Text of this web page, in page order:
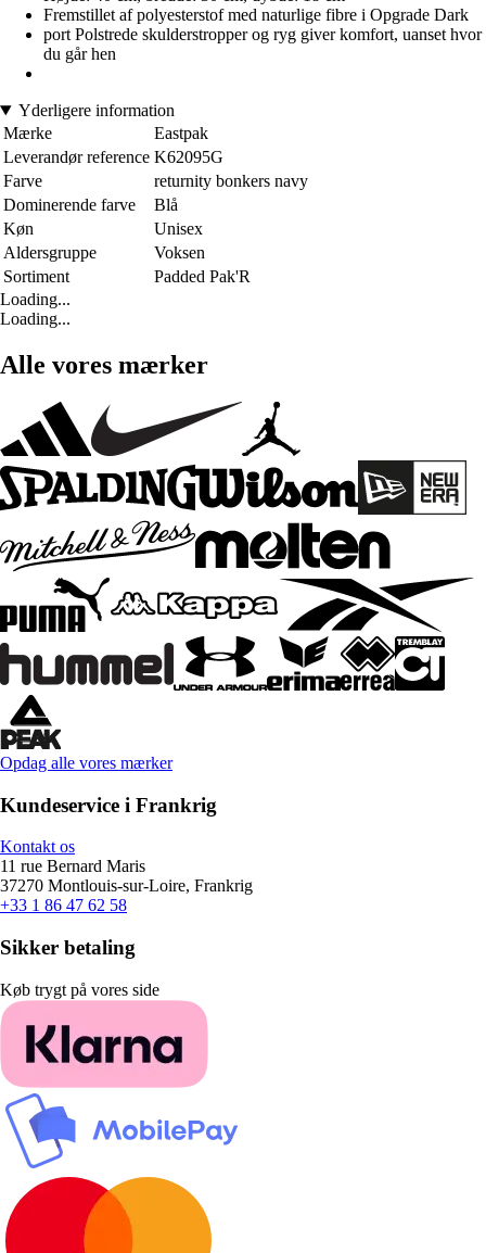
Fremstillet af polyesterstof med naturlige fibre i Opgrade Dark
port Polstrede skulderstropper og ryg giver komfort, uanset hvor
du går hen
Yderligere information
Mærke
Eastpak
Leverandør reference K62095G
Farve
returnity bonkers navy
Dominerende farve
Blå
Køn
Unisex
Aldersgruppe
Voksen
Sortiment
Padded Pak'R
Loading...
Loading...
Alle vores mærker
Opdag alle vores mærker
Kundeservice i Frankrig
Kontakt os
11 rue Bernard Maris
37270 Montlouis-sur-Loire, Frankrig
+33 1 86 47 62 58
Sikker betaling
Køb trygt på vores side